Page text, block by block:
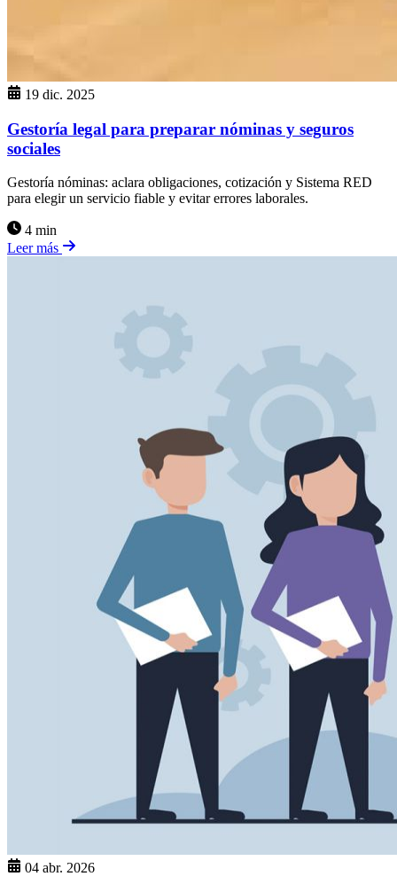
19 dic. 2025
Gestoría legal para preparar nóminas y seguros
sociales
Gestoría nóminas: aclara obligaciones, cotización y Sistema RED
para elegir un servicio fiable y evitar errores laborales.
4 min
Leer más
04 abr. 2026